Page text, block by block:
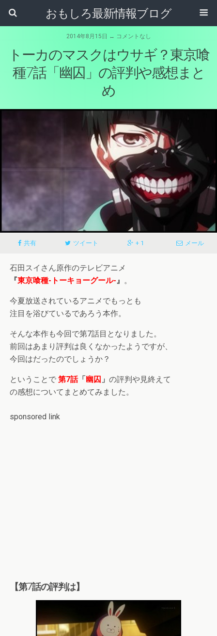
おもしろ最新情報ブログ
2014年8月15日 ↔ コメントなし
トーカのマスクはウサギ？東京喰
種7話「幽囚」の評判や感想まと
め
共有 ツイート + 1 メール
石田スイさん原作のテレビアニメ
『東京喰種-トーキョーグール-』 。
今夏放送されているアニメでもっとも
注目を浴びているであろう本作。
そんな本作も今回で第7話目となりました。
前回はあまり評判は良くなかったようですが、
今回はだったのでしょうか？
ということで 第7話「 幽囚 」 の評判や見終えて
の感想についてまとめてみました。
sponsored link
【第7話の評判は】